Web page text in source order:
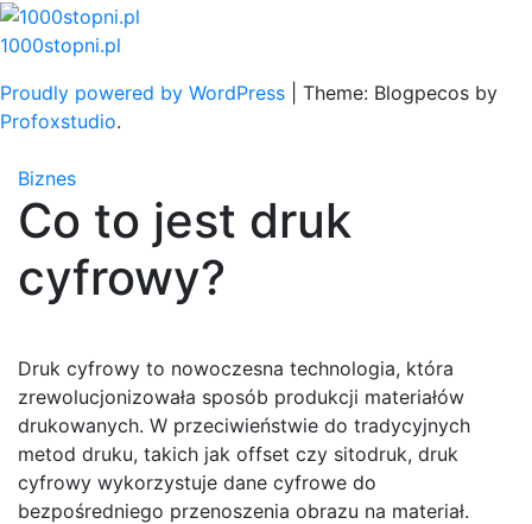
Skip
to
1000stopni.pl
Proudly powered by WordPress
Theme: Blogpecos by
Profoxstudio.
Biznes
Co to jest druk
cyfrowy?
Druk cyfrowy to nowoczesna technologia, która
zrewolucjonizowała sposób produkcji materiałów
drukowanych. W przeciwieństwie do tradycyjnych
metod druku, takich jak offset czy sitodruk, druk
cyfrowy wykorzystuje dane cyfrowe do
bezpośredniego przenoszenia obrazu na materiał.